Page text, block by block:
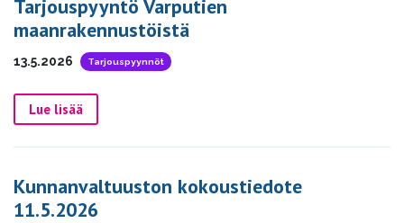
Tarjouspyyntö Varputien
maanrakennustöistä
13.5.2026 Tarjouspyynnöt
Lue lisää
Kunnanvaltuuston kokoustiedote
11.5.2026